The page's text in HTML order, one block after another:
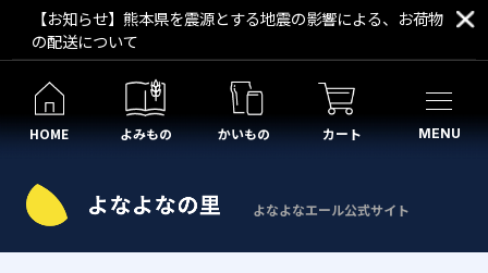
【お知らせ】熊本県を震源とする地震の影響による、お荷物
の配送について
HOME よみもの かいもの カート MENU
よなよなエール公式サイト